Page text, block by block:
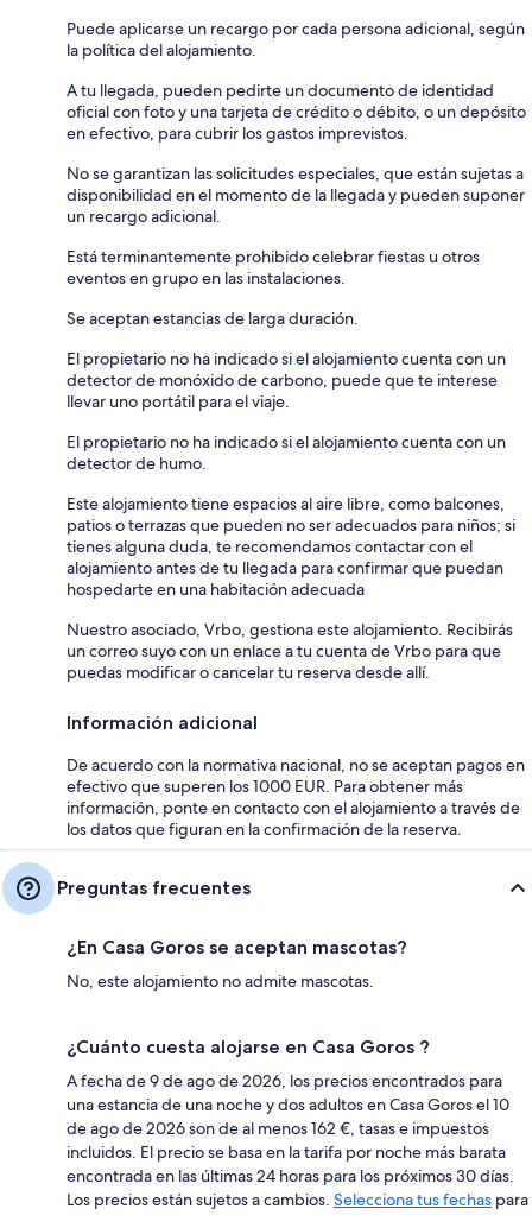
Puede aplicarse un recargo por cada persona adicional, según
la política del alojamiento.
A tu llegada, pueden pedirte un documento de identidad
oficial con foto y una tarjeta de crédito o débito, o un depósito
en efectivo, para cubrir los gastos imprevistos.
No se garantizan las solicitudes especiales, que están sujetas a
disponibilidad en el momento de la llegada y pueden suponer
un recargo adicional.
Está terminantemente prohibido celebrar fiestas u otros
eventos en grupo en las instalaciones.
Se aceptan estancias de larga duración.
El propietario no ha indicado si el alojamiento cuenta con un
detector de monóxido de carbono, puede que te interese
llevar uno portátil para el viaje.
El propietario no ha indicado si el alojamiento cuenta con un
detector de humo.
Este alojamiento tiene espacios al aire libre, como balcones,
patios o terrazas que pueden no ser adecuados para niños; si
tienes alguna duda, te recomendamos contactar con el
alojamiento antes de tu llegada para confirmar que puedan
hospedarte en una habitación adecuada
Nuestro asociado, Vrbo, gestiona este alojamiento. Recibirás
un correo suyo con un enlace a tu cuenta de Vrbo para que
puedas modificar o cancelar tu reserva desde allí.
Información adicional
De acuerdo con la normativa nacional, no se aceptan pagos en
efectivo que superen los 1000 EUR. Para obtener más
información, ponte en contacto con el alojamiento a través de
los datos que figuran en la confirmación de la reserva.
Preguntas frecuentes
¿En Casa Goros se aceptan mascotas?
No, este alojamiento no admite mascotas.
¿Cuánto cuesta alojarse en Casa Goros ?
A fecha de 9 de ago de 2026, los precios encontrados para
una estancia de una noche y dos adultos en Casa Goros el 10
de ago de 2026 son de al menos 162 €, tasas e impuestos
incluidos. El precio se basa en la tarifa por noche más barata
encontrada en las últimas 24 horas para los próximos 30 días.
Los precios están sujetos a cambios. Selecciona tus fechas para